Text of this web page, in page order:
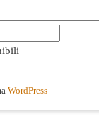
WordPress